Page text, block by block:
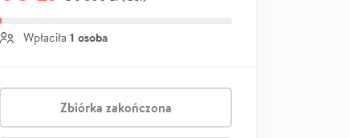
Wpłaciła 1 osoba
Zbiórka zakończona